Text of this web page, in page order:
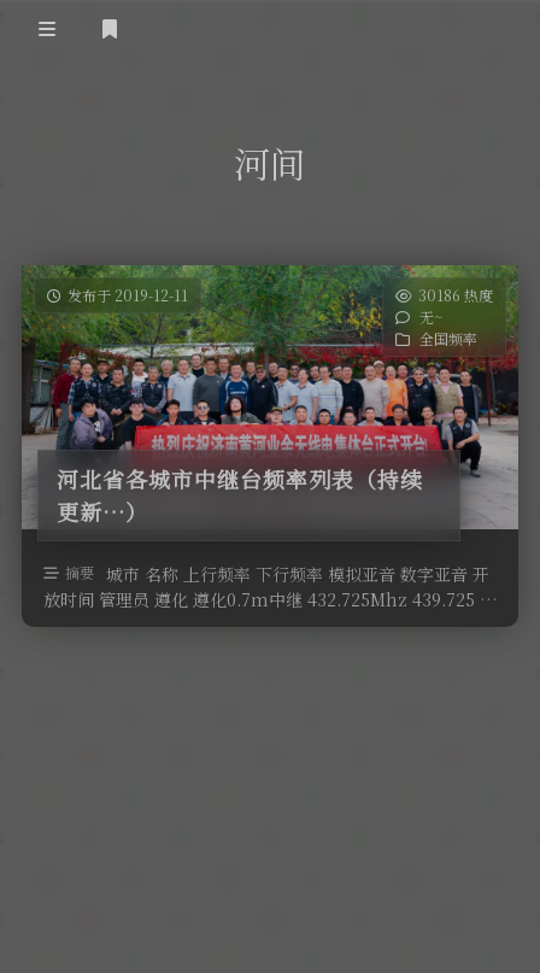
关于黄河
黄河使命
黄河新闻
政策法规
活动竞赛
行业新闻
无线电资料
BA4II
图文教程
视频资料
HAM技巧
软件
器材专区
车载类别
摩托车
编号申请
黄河直播
编号查询
河间
发布于 2019-12-11
30186 热度
无~
全国频率
河北省各城市中继台频率列表（持续
更新…）
摘要 城市 名称 上行频率 下行频率 模拟亚音 数字亚音 开
放时间 管理员 遵化 遵化0.7m中继 432.725Mhz 439.725 …